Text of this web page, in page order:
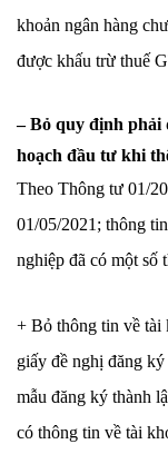
khoản ngân hàng
được khấu trừ thuế
– Bỏ quy định phải
hoạch đầu tư khi
Theo Thông tư 01/
01/05/2021; thông
nghiệp đã có một số
+ Bỏ thông tin về tài
giấy đề nghị đăng
mẫu đăng ký thành
có thông tin về tài